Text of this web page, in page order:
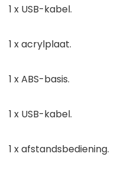
1 x USB-kabel.
1 x acrylplaat.
1 x ABS-basis.
1 x USB-kabel.
1 x afstandsbediening.